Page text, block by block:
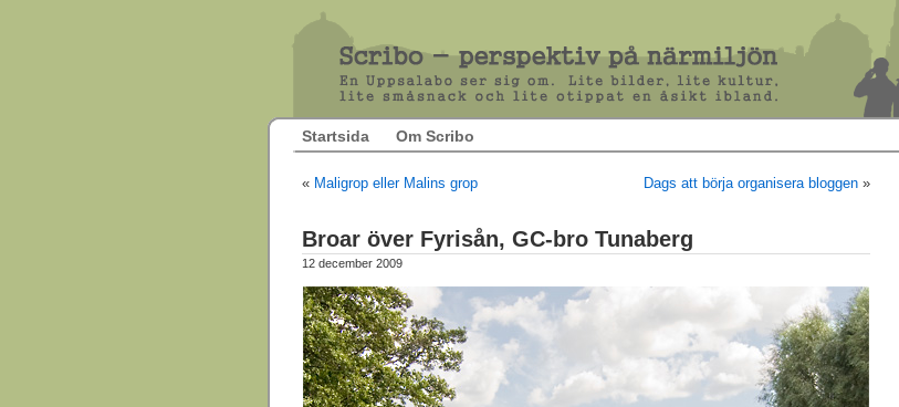
Startsida Om Scribo
« Maligrop eller Malins grop Dags att börja organisera bloggen »
Broar över Fyrisån, GC-bro Tunaberg
12 december 2009